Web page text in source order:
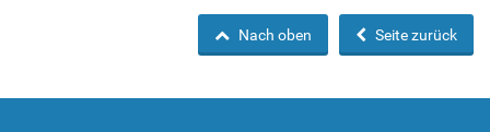
Seite zurück
Nach oben